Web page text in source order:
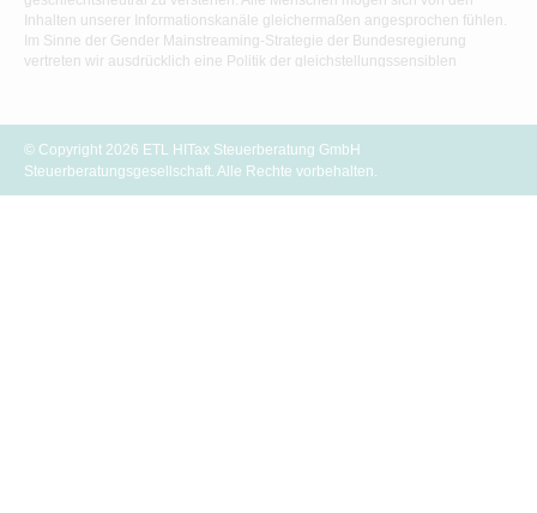
Inhalten unserer Informationskanäle gleichermaßen angesprochen fühlen.
Im Sinne der Gender Mainstreaming-Strategie der Bundesregierung
vertreten wir ausdrücklich eine Politik der gleichstellungssensiblen
© Copyright 2026 ETL HITax Steuerberatung GmbH
Steuerberatungsgesellschaft. Alle Rechte vorbehalten.